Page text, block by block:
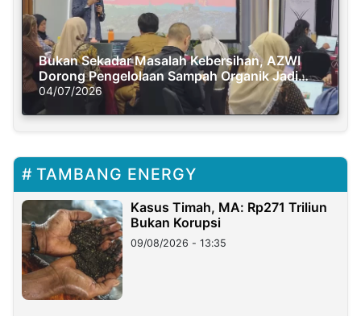
Bukan Sekadar Masalah Kebersihan, AZWI
Dorong Pengelolaan Sampah Organik Jadi
Solusi Krisis Iklim
04/07/2026
TAMBANG ENERGY
Kasus Timah, MA: Rp271 Triliun
Bukan Korupsi
09/08/2026 - 13:35